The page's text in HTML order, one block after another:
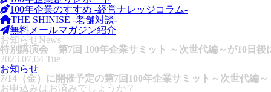
100年企業のすすめ -経営ナレッジコラム-
THE SHINISE -老舗対談-
無料メールマガジン紹介
お知らせNews
特別講演会 第7回 100年企業サミット ～次世代編～が10日後
2023.07.04 Tue
お知らせ
7/14（金）に開催予定の第7回100年企業サミット～次世代編～
お申込みはお済みでしょうか？